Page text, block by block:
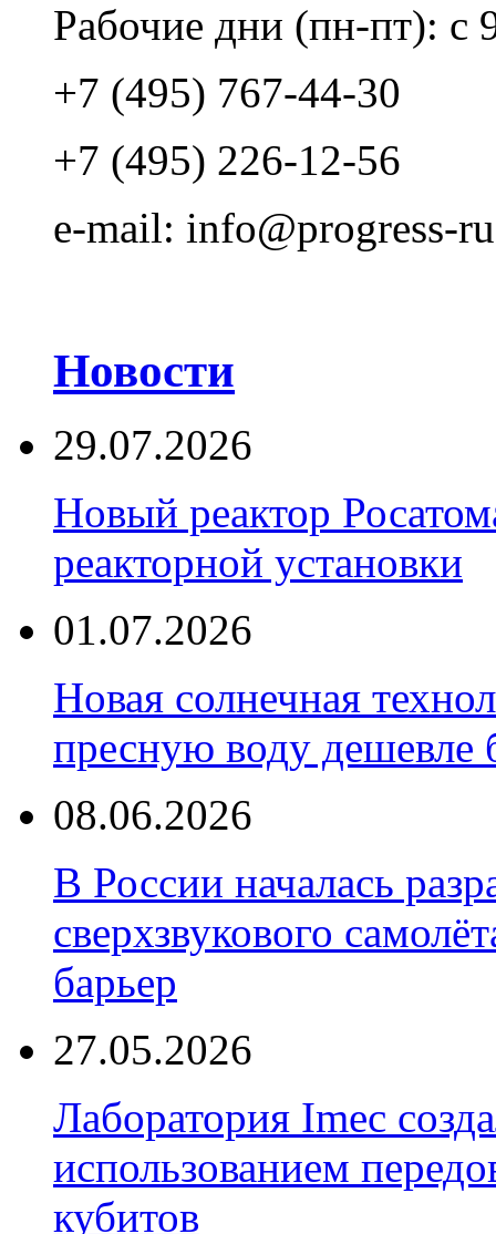
Рабочие дни (пн-пт): с
+7 (495) 767-44-30
+7 (495) 226-12-56
e-mail: info@progress-
Новости
29.07.2026
Новый реактор
реакторной установки
01.07.2026
Новая солнечная
пресную воду дешевле
08.06.2026
В России началась
сверхзвукового
барьер
27.05.2026
Лаборатория Imec
использованием
кубитов